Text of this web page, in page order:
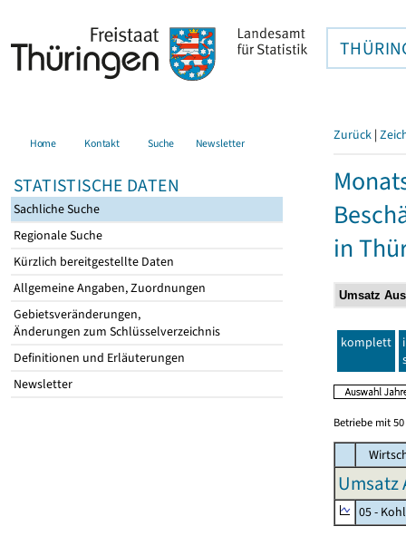
Home Kontakt Suche Newsletter
STATISTISCHE DATEN
Sachliche Suche
Regionale Suche
Kürzlich bereitgestellte Daten
Allgemeine Angaben, Zuordnungen
Gebietsveränderungen,
Änderungen zum Schlüsselverzeichnis
Definitionen und Erläuterungen
Newsletter
Zurück |
in
komplett
Betriebe mit
Umsatz
05 -